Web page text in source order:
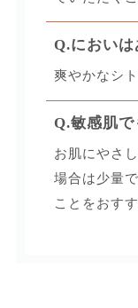
Q.においは
爽やかなシ
Q.敏感肌で
お肌にやさ
場合は少量
ことをおす